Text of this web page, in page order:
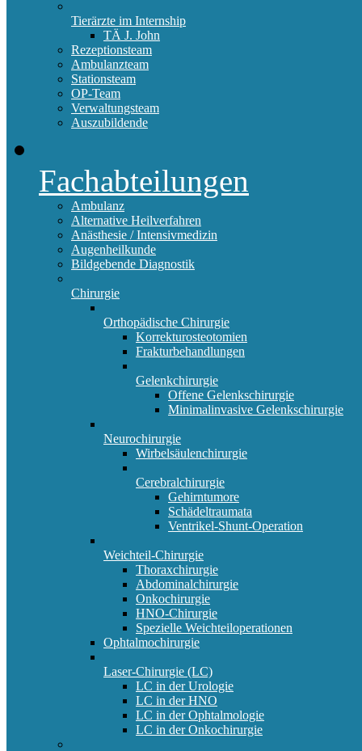
Tierärzte im Internship
TÄ J. John
Rezeptionsteam
Ambulanzteam
Stationsteam
OP-Team
Verwaltungsteam
Auszubildende
Fachabteilungen
Ambulanz
Alternative Heilverfahren
Anästhesie / Intensivmedizin
Augenheilkunde
Bildgebende Diagnostik
Chirurgie
Orthopädische Chirurgie
Korrekturosteotomien
Frakturbehandlungen
Gelenkchirurgie
Offene Gelenkschirurgie
Minimalinvasive Gelenkschirurgie
Neurochirurgie
Wirbelsäulenchirurgie
Cerebralchirurgie
Gehirntumore
Schädeltraumata
Ventrikel-Shunt-Operation
Weichteil-Chirurgie
Thoraxchirurgie
Abdominalchirurgie
Onkochirurgie
HNO-Chirurgie
Spezielle Weichteiloperationen
Ophtalmochirurgie
Laser-Chirurgie (LC)
LC in der Urologie
LC in der HNO
LC in der Ophtalmologie
LC in der Onkochirurgie